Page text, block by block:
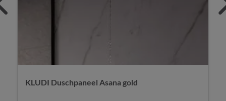
KLUDI Duschpaneel Asana Wellness gold